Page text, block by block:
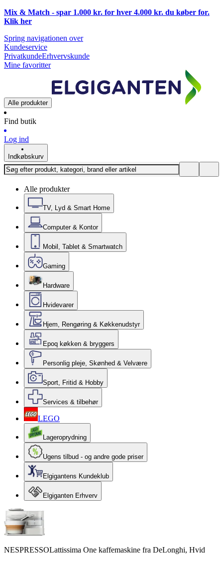
Mix & Match - spar 1.000 kr. for hver 4.000 kr. du køber for.
Klik her
Spring navigationen over
Kundeservice
PrivatkundeErhvervskunde
Mine favoritter
Alle produkter
Find butik
Log ind
Indkøbskurv
Alle produkter
TV, Lyd & Smart Home
Computer & Kontor
Mobil, Tablet & Smartwatch
Gaming
Hardware
Hvidevarer
Hjem, Rengøring & Køkkenudstyr
Epoq køkken & bryggers
Personlig pleje, Skønhed & Velvære
Sport, Fritid & Hobby
Services & tilbehør
LEGO
Lageroprydning
Ugens tilbud - og andre gode priser
Elgigantens Kundeklub
Elgiganten Erhverv
NESPRESSOLattissima One kaffemaskine fra DeLonghi, Hvid